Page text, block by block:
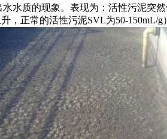
质的现象。表现为：活性污泥突然
，正常的活性污泥SVL为50-150mL/g